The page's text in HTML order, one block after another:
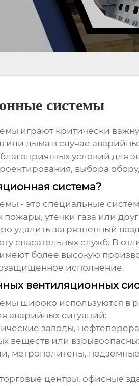
системы
играют критически
или дыма в случае
условий для
выбора
система?
- это специальные
пожары, утечки газа или
удалить загрязненный
спасательных служб. В
более высокую
исполнение.
вентиляционных
широко используются в
аварийных ситуаций:
заводы,
веществ или
метрополитены,
центры, офисные